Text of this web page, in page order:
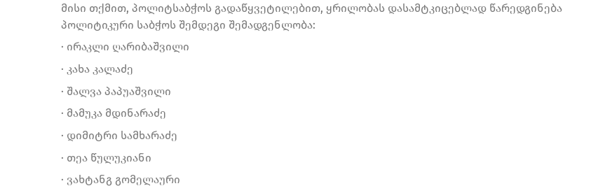
მისი თქმით, პოლიტსაბჭოს გადაწყვეტილებით, ყრილობას დასამტკიცებლად წარედგინება
პოლიტიკური საბჭოს შემდეგი შემადგენლობა:
· ირაკლი ღარიბაშვილი
· კახა კალაძე
· შალვა პაპუაშვილი
· მამუკა მდინარაძე
· დიმიტრი სამხარაძე
· თეა წულუკიანი
· ვახტანგ გომელაური